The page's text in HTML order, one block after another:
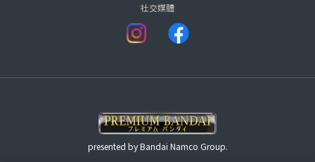
社交媒體
presented by Bandai Namco Group.